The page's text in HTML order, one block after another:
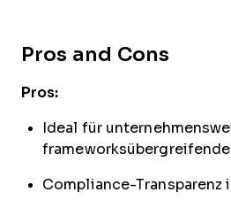
Pros and Cons
Pros:
Ideal für
Compliance-Transparenz